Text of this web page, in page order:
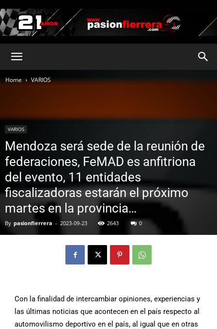
Home VARIOS
VARIOS
Mendoza será sede de la reunión de
federaciones, FeMAD es anfitriona
del evento, 11 entidades
fiscalizadoras estarán el próximo
martes en la provincia…
By pasionfierrera - 2023-09-23 2643 0
Con la finalidad de intercambiar opiniones, experiencias y
las últimas noticias que acontecen en el país respecto al
automovilismo deportivo en el país, al igual que en otras